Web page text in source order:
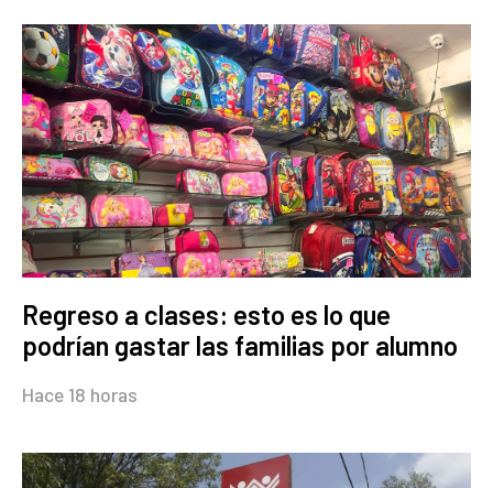
Regreso a clases: esto es lo que
podrían gastar las familias por alumno
Hace 18 horas